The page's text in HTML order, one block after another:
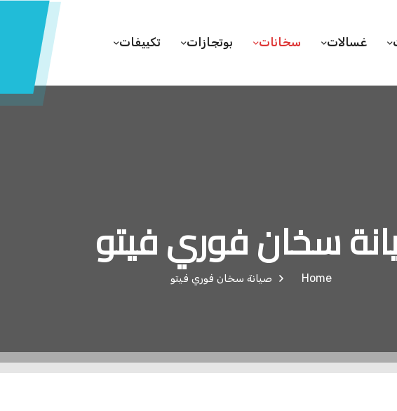
غسالات سخانات بوتجازات تكييفات
سخان فوري فيتو
Home صيانة سخان فوري فيتو